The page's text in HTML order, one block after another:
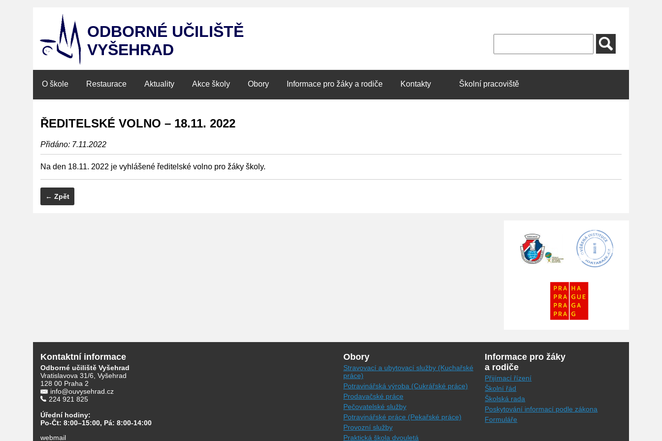
ODBORNÉ UČILIŠTĚ
VYŠEHRAD
O škole Restaurace Aktuality Akce školy Obory Informace pro žáky a rodiče Kontakty Školní pracoviště
ŘEDITELSKÉ VOLNO – 18.11. 2022
Přidáno: 7.11.2022
Na den 18.11. 2022 je vyhlášené ředitelské volno pro žáky školy.
← Zpět
Kontaktní informace
Odborné učiliště Vyšehrad
Vratislavova 31/6, Vyšehrad
128 00 Praha 2
info@ouvysehrad.cz
224 921 825
Úřední hodiny:
Po-Čt: 8:00–15:00, Pá: 8:00-14:00
webmail
Obory
Stravovací a ubytovací služby (Kuchařské
práce)
Potravinářská výroba (Cukrářské práce)
Prodavačské práce
Pečovatelské služby
Potravinářské práce (Pekařské práce)
Provozní služby
Praktická škola dvouletá
Informace pro žáky
a rodiče
Přijímací řízení
Školní řád
Školská rada
Poskytování informací podle zákona
Formuláře